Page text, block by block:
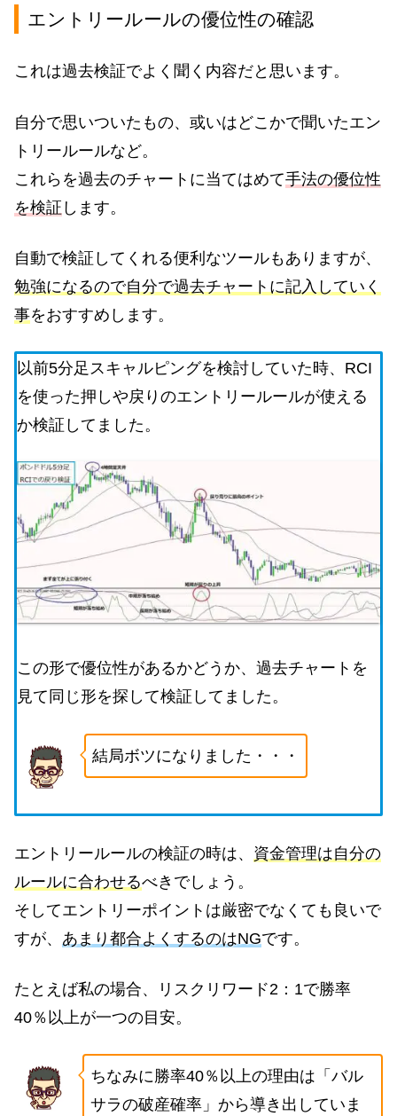
エントリールールの優位性の確認
これは過去検証でよく聞く内容だと思います。
自分で思いついたもの、或いはどこかで聞いたエン
トリールールなど。
これらを過去のチャートに当てはめて手法の優位性
を検証 します。
自動で検証してくれる便利なツールもありますが、
勉強になるので自分で過去チャートに記入していく
事をおすすめします。
以前5分足スキャルピングを検討していた時、RCI
を使った押しや戻りのエントリールールが使える
か検証してました。
この形で優位性があるかどうか、過去チャートを
見て同じ形を探して検証してました。
結局ボツになりました・・・
エントリールールの検証の時は、 資金管理は自分の
ルールに合わせるべきでしょう。
そしてエントリーポイントは厳密でなくても良いで
すが、 あまり都合よくするのはNGです。
たとえば私の場合、リスクリワード2：1で勝率
40％以上が一つの目安。
ちなみに勝率40％以上の理由は「バル
サラの破産確率」から導き出していま